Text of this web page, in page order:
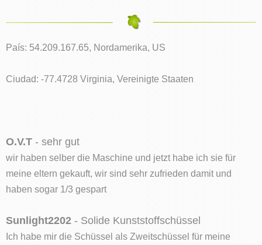
País: 54.209.167.65, Nordamerika, US
Ciudad: -77.4728 Virginia, Vereinigte Staaten
O.V.T - sehr gut
wir haben selber die Maschine und jetzt habe ich sie für
meine eltern gekauft, wir sind sehr zufrieden damit und
haben sogar 1/3 gespart
Sunlight2202 - Solide Kunststoffschüssel
Ich habe mir die Schüssel als Zweitschüssel für meine